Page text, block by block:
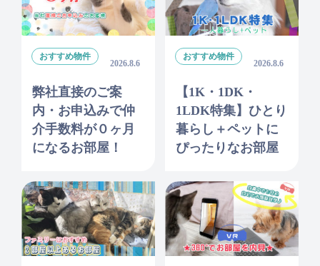
おすすめ物件
2026.8.6
弊社直接のご案
内・お申込みで仲
介手数料が０ヶ月
になるお部屋！
おすすめ物件
2026.8.6
【1K・1DK・
1LDK特集】ひとり
暮らし＋ペットに
ぴったりなお部屋